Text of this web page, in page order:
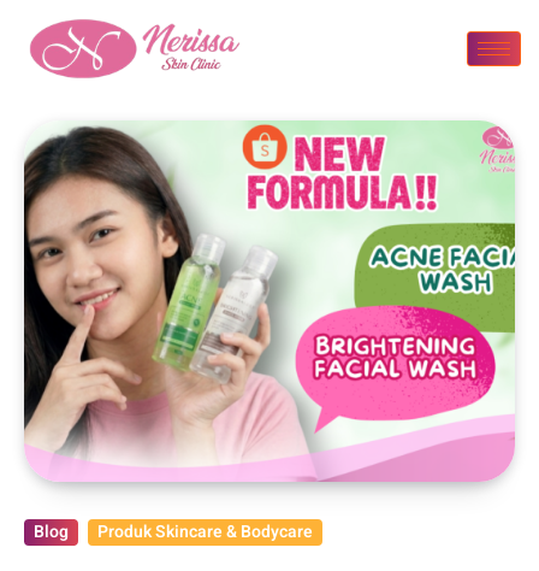
Blog Produk Skincare & Bodycare